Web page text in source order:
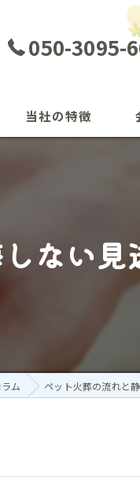
050-3095-
当社の特徴
ペットのメッセージ
ない見
ム ペット火葬の流れと